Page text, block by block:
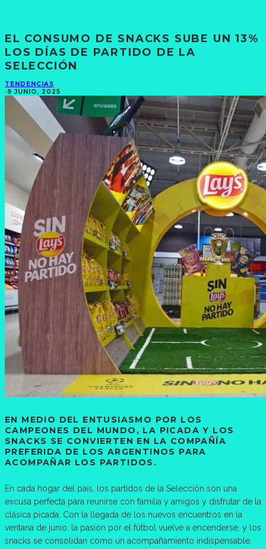
EL CONSUMO DE SNACKS SUBE UN 13%
LOS DÍAS DE PARTIDO DE LA
SELECCIÓN
TENDENCIAS
·9 JUNIO, 2025
EN MEDIO DEL ENTUSIASMO POR LOS
CAMPEONES DEL MUNDO, LA PICADA Y LOS
SNACKS SE CONVIERTEN EN LA COMPAÑÍA
PREFERIDA DE LOS ARGENTINOS PARA
ACOMPAÑAR LOS PARTIDOS.
En cada hogar del país, los partidos de la Selección son una
excusa perfecta para reunirse con familia y amigos y disfrutar de la
clásica picada. Con la llegada de los nuevos encuentros en la
ventana de junio, la pasión por el fútbol vuelve a encenderse, y los
snacks se consolidan como un acompañamiento indispensable.